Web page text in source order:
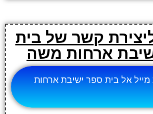
קשר של בית
ארחות משה
אל בית ספר ישיבת ארחות